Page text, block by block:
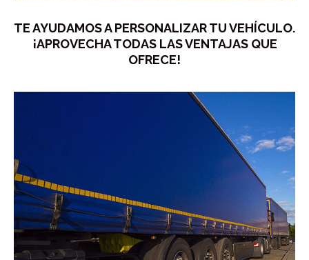
TE AYUDAMOS A PERSONALIZAR TU VEHÍCULO.
¡APROVECHA TODAS LAS VENTAJAS QUE
OFRECE!